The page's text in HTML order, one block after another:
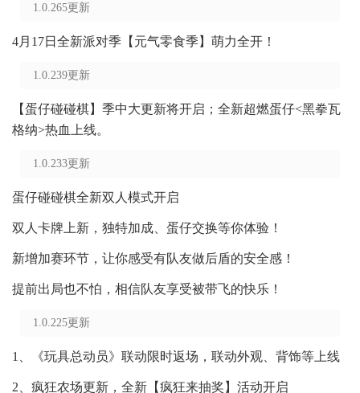
1.0.265更新
4月17日全新派对季【元气零食季】萌力全开！
1.0.239更新
【蛋仔碰碰棋】季中大更新将开启；全新超燃蛋仔<黑拳瓦
格纳>热血上线。
1.0.233更新
蛋仔碰碰棋全新双人模式开启
双人卡牌上新，独特加成、蛋仔交换等你体验！
新增加赛环节，让你感受有队友做后盾的安全感！
提前出局也不怕，相信队友享受被带飞的快乐！
1.0.225更新
1、《玩具总动员》联动限时返场，联动外观、背饰等上线
2、疯狂农场更新，全新【疯狂来抽奖】活动开启